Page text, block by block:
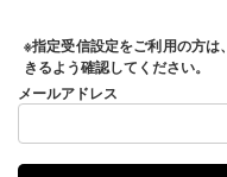
※指定受信設定をご利用の方
きるよう確認してください。
メールアドレス